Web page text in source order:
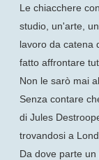
Le chiacchere
studio, un'arte,
lavoro da catena
fatto affrontare
Non le sarò mai
Senza contare
di Jules
trovandosi a
Da dove parte